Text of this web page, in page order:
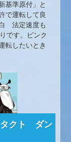
基準原付」と
で運転して良
法定速度も
です。ピンク
転したいとき
クト ダン